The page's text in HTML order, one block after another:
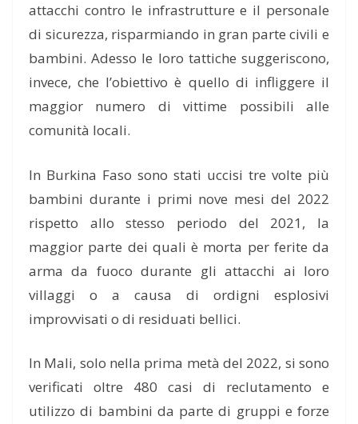
attacchi contro le infrastrutture e il personale
di sicurezza, risparmiando in gran parte civili e
bambini. Adesso le loro tattiche suggeriscono,
invece, che l’obiettivo è quello di infliggere il
maggior numero di vittime possibili alle
comunità locali.
In Burkina Faso sono stati uccisi tre volte più
bambini durante i primi nove mesi del 2022
rispetto allo stesso periodo del 2021, la
maggior parte dei quali è morta per ferite da
arma da fuoco durante gli attacchi ai loro
villaggi o a causa di ordigni esplosivi
improvvisati o di residuati bellici.
In Mali, solo nella prima metà del 2022, si sono
verificati oltre 480 casi di reclutamento e
utilizzo di bambini da parte di gruppi e forze